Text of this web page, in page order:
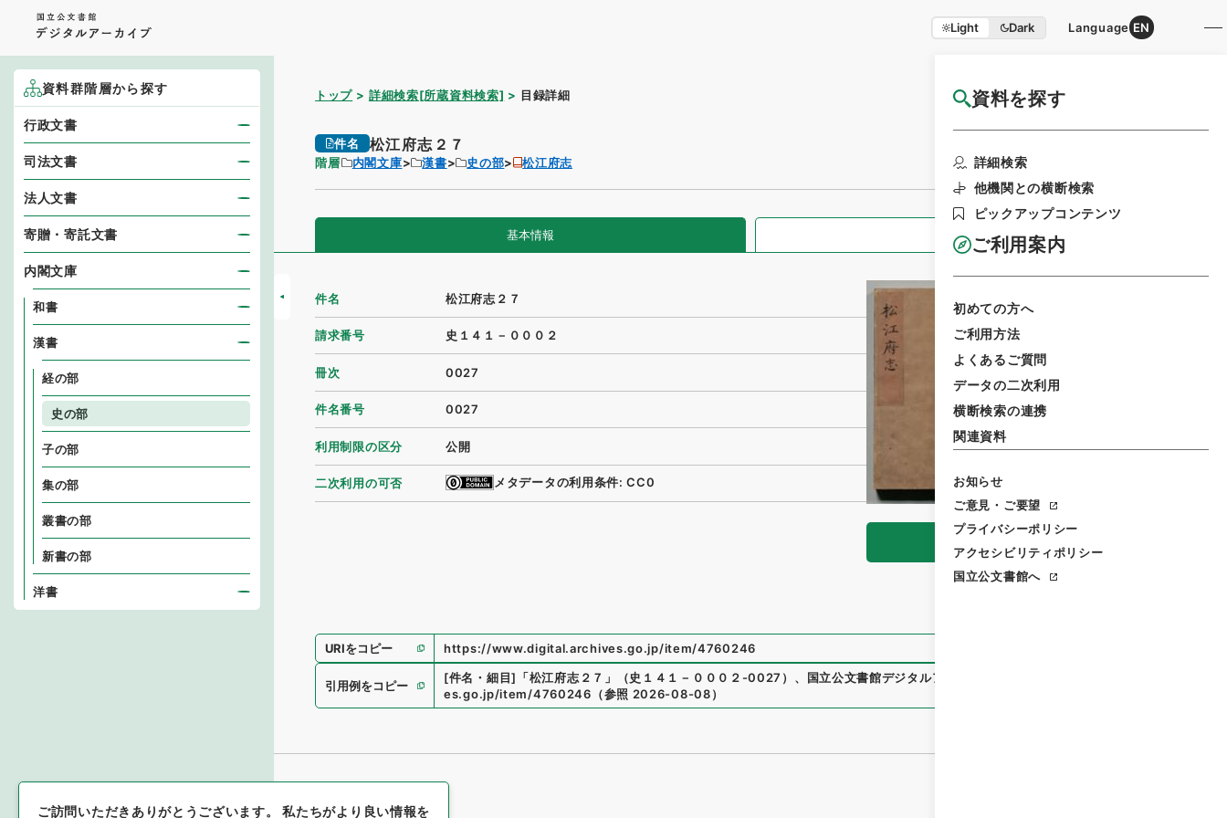
Light Dark Language EN
資料を探す
詳細検索
他機関との横断検索
ピックアップコンテンツ
ご利用案内
初めての方へ
ご利用方法
よくあるご質問
データの二次利用
横断検索の連携
関連資料
お知らせ
ご意見・ご要望
プライバシーポリシー
アクセシビリティポリシー
国立公文書館へ
トップ 詳細検索[所蔵資料検索] 目録詳細 国立公文書館HP利用案内
件名 松江府志２７
階層 内閣文庫 漢書 史の部 松江府志
基本情報 全ての情報
件名 松江府志２７
請求番号 史１４１－０００２
冊次 0027
件名番号 0027
利用制限の区分 公開
二次利用の可否 メタデータの利用条件: CC0
URIをコピー https://www.digital.archives.go.jp/item/4760246
引用例をコピー
[件名・細目] 「松江府志２７ 」 （史１４１－０００２-0027 ） 、 国立公文書館デジタルアーカイブ
es.go.jp/item/4760246 （参照 2026-08-08）
資料群階層から探す
行政文書
司法文書
法人文書
寄贈・寄託文書
内閣文庫
和書
漢書
経の部
史の部
子の部
集の部
叢書の部
新書の部
洋書
ご訪問いただきありがとうございます。私たちがより良い情報を